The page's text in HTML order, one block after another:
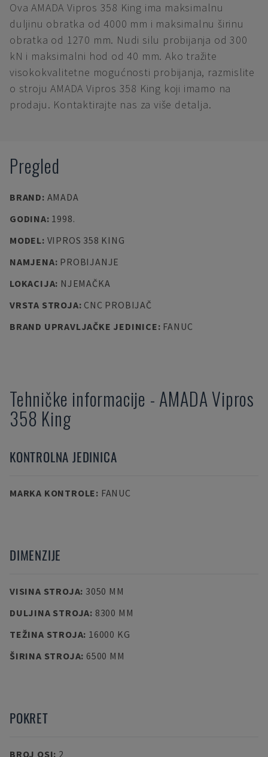
Ova AMADA Vipros 358 King ima maksimalnu
duljinu obratka od 4000 mm i maksimalnu širinu
obratka od 1270 mm. Nudi silu probijanja od 300
kN i maksimalni hod od 40 mm. Ako tražite
visokokvalitetne mogućnosti probijanja, razmislite
o stroju AMADA Vipros 358 King koji imamo na
prodaju. Kontaktirajte nas za više detalja.
Pregled
BRAND: AMADA
GODINA: 1998.
MODEL: VIPROS 358 KING
NAMJENA: PROBIJANJE
LOKACIJA: NJEMAČKA
VRSTA STROJA: CNC PROBIJAČ
BRAND UPRAVLJAČKE JEDINICE: FANUC
Tehničke informacije - AMADAVipros
358 King
KONTROLNA JEDINICA
MARKA KONTROLE: FANUC
DIMENZIJE
VISINA STROJA: 3050 MM
DULJINA STROJA: 8300 MM
TEŽINA STROJA: 16000 KG
ŠIRINA STROJA: 6500 MM
POKRET
BROJ OSI: 2